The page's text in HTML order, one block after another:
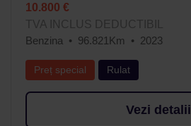
10.800 €
TVA INCLUS DEDUCTIBIL
Benzina
96.821Km 2023
Preț special Rulat
Vezi detalii